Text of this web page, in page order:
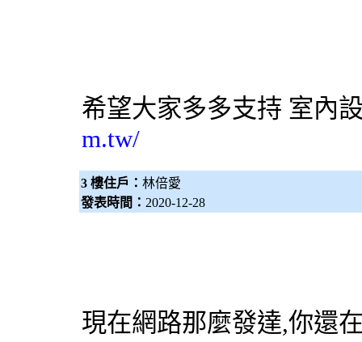
希望大家多多支持 室內
m.tw/
3 樓住戶： 林倍愛
發表時間： 2020-12-28
現在網路那麼發達,你還